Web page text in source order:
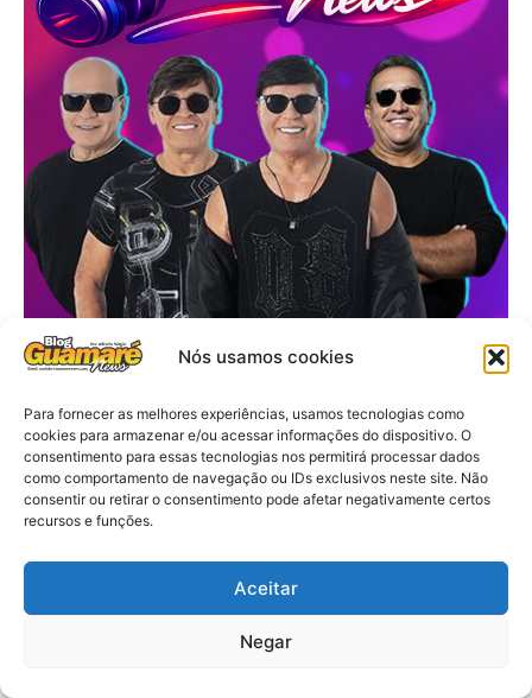
Nós usamos cookies
Para fornecer as melhores experiências, usamos tecnologias como
cookies para armazenar e/ou acessar informações do dispositivo. O
consentimento para essas tecnologias nos permitirá processar dados
como comportamento de navegação ou IDs exclusivos neste site. Não
consentir ou retirar o consentimento pode afetar negativamente certos
recursos e funções.
Aceitar
Negar